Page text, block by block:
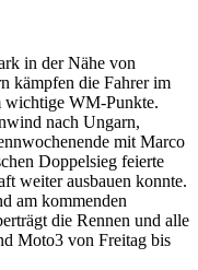
in der Nähe von
kämpfen die Fahrer im
wichtige WM-Punkte.
nach Ungarn,
mit Marco
Doppelsieg feierte
weiter ausbauen konnte.
am kommenden
die Rennen und alle
Moto3 von Freitag bis